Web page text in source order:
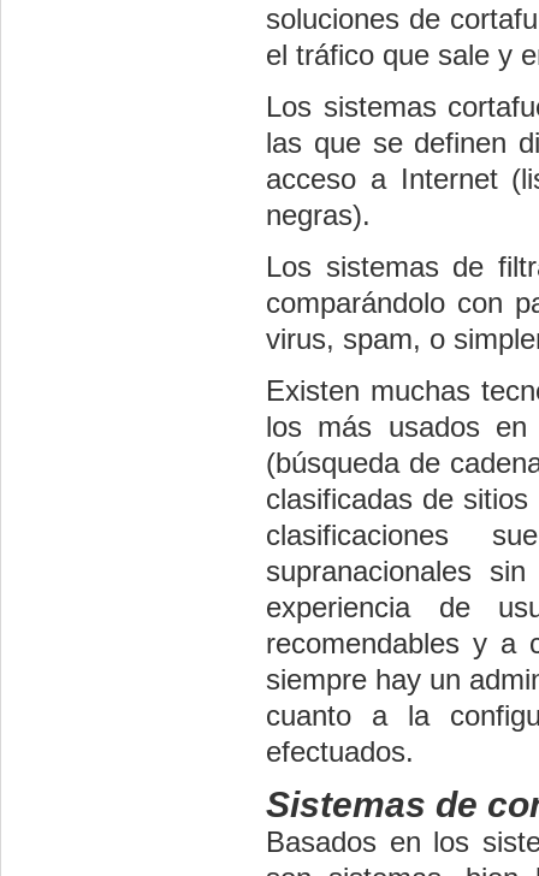
soluciones de
el tráfico que sale y
Los sistemas
las que se definen
acceso a Internet
negras).
Los sistemas de
comparándolo con
virus, spam, o
Existen muchas
los más usados
(búsqueda de
clasificadas de
clasificaciones
supranacionales
experiencia de
recomendables y a
siempre hay un
cuanto a la
efectuados.
Sistemas de
Basados en los